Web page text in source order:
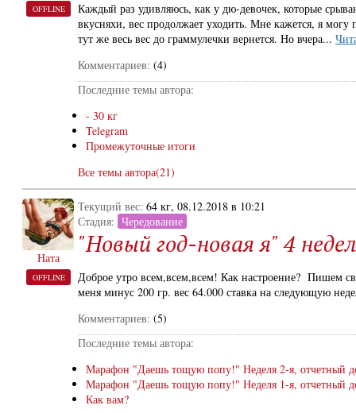
OFFLINE
Каждый раз удивляюсь, как у дю-девочек, которые
вкусняхи, вес продолжает уходить. Мне кажется, я могу
тут же весь вес до граммулечки вернется. Но вчера...
Комментариев: (4)
Последние темы автора:
- 30 кг
Telegram
Промежуточные итоги
Все темы автора(21)
Ната
OFFLINE
Текущий вес: 64 кг, 08.12.2018 в 10:21
Стадия: Чередование
"Новый год-новая я" 4
Доброе утро всем,всем,всем! Как настроение? Пишем
меня минус 200 гр. вес 64.000 ставка на следующую
Комментариев: (5)
Последние темы автора:
Марафон "Даешь тощую попу!" Неделя 2-я, отчетный
Марафон "Даешь тощую попу!" Неделя 1-я, отчетный
Как вам?